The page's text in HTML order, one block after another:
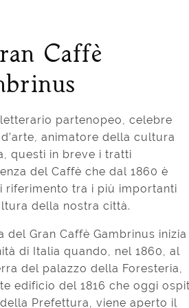
Caffè
partenopeo, celebre
animatore della cultura
questi in breve i tratti
del Caffè che dal 1860 è
riferimento tra i più importanti
della nostra città.
del Gran Caffè Gambrinus inizia
di Italia quando, nel 1860, al
del palazzo della Foresteria,
edificio del 1816 che oggi
Prefettura, viene aperto il